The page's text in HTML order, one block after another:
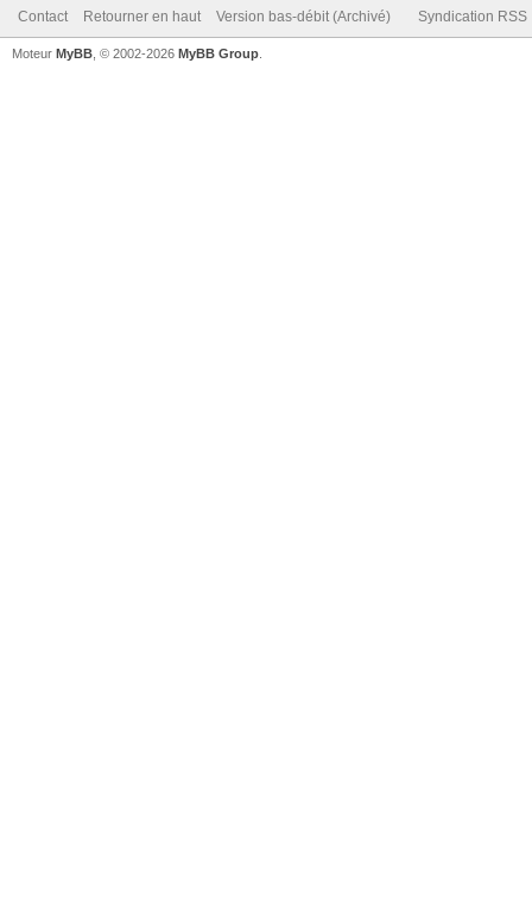
Contact Retourner en haut Version bas-débit (Archivé) Syndication RSS
Moteur MyBB , © 2002-2026 MyBB Group